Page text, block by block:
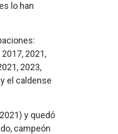
lo han
2021,
2023,
el caldense
y quedó
campeón